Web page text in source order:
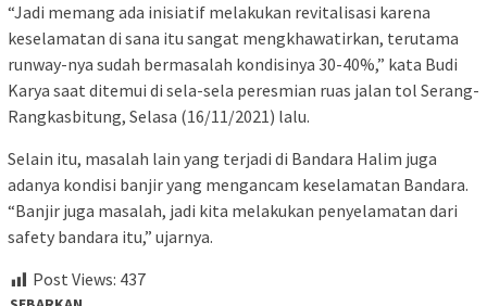
“Jadi memang ada inisiatif melakukan revitalisasi karena
keselamatan di sana itu sangat mengkhawatirkan, terutama
runway-nya sudah bermasalah kondisinya 30-40%,” kata Budi
Karya saat ditemui di sela-sela peresmian ruas jalan tol Serang-
Rangkasbitung, Selasa (16/11/2021) lalu.
Selain itu, masalah lain yang terjadi di Bandara Halim juga
adanya kondisi banjir yang mengancam keselamatan Bandara.
“Banjir juga masalah, jadi kita melakukan penyelamatan dari
safety bandara itu,” ujarnya.
Post Views: 437